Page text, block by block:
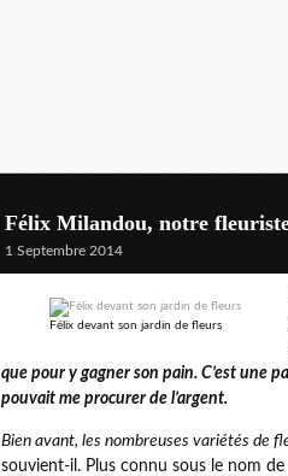
Félix Milandou, notre
1 Septembre 2014
Félix devant son jardin de fleurs
que pour y gagner son pain. C’est une
pouvait me procurer de l’argent.
Bien avant, les nombreuses variétés de
souvient-il. Plus connu sous le nom de